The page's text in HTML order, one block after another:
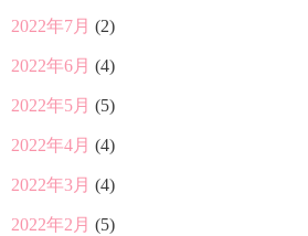
2022年7月 (2)
2022年6月 (4)
2022年5月 (5)
2022年4月 (4)
2022年3月 (4)
2022年2月 (5)